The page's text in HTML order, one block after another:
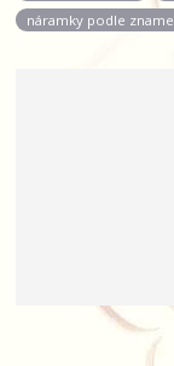
náramky podle